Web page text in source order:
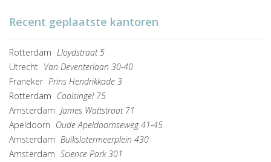
Recent geplaatste kantoren
Rotterdam Lloydstraat 5
Utrecht Van Deventerlaan 30-40
Franeker Prins Hendrikkade 3
Rotterdam Coolsingel 75
Amsterdam James Wattstraat 71
Apeldoorn Oude Apeldoornseweg 41-45
Amsterdam Buikslotermeerplein 430
Amsterdam Science Park 301